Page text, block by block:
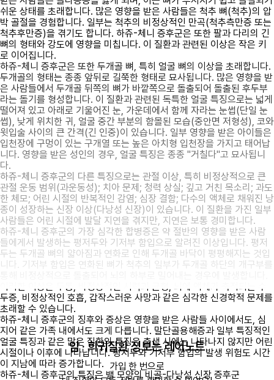
쉬운 상태를 초래합니다. 많은 영향을 받은 사람들은 척추 뼈(척추)의 압
박 골절을 경험합니다. 일부는 척추의 비정상적인 만곡(척추측만증 또는
척추후만증)을 겪기도 합니다. 하쥬-체니 증후군은 또한 팔과 다리의 긴
뼈의 형태와 강도에 영향을 미칩니다. 이 질환과 관련된 이상은 작은 키
로 이어집니다.
하쥬-체니 증후군은 또한 두개골 뼈, 특히 얼굴 뼈의 이상을 초래합니다.
두개골의 형태는 종종 앞뒤로 길쭉한 형태로 묘사됩니다. 많은 영향을 받
은 사람들에서 두개골 뒤쪽의 뼈가 바깥쪽으로 돌출되어 돌출된 후두부
라는 돌기를 형성합니다. 이 질환과 관련된 독특한 얼굴 특징으로는 넓게
떨어져 있고 아래로 기울어진 눈, 가운데에서 함께 자라는 눈썹(단일 눈
썹), 낮게 위치한 귀, 얼굴 중간 부분의 함몰된 모습(중안면 저형성), 코와
윗입술 사이의 큰 간격(긴 인중)이 있습니다. 일부 영향을 받은 아이들은
입천장에 구멍이 있는 구개열 또는 높은 아치형 입천장을 가지고 태어납
니다. 영향을 받은 성인의 경우, 얼굴 특징은 종종 "거칠다"고 묘사됩니
다.
하쥬-체니 증후군의 다른 특징으로는 관절 이상, 특히 비정상적으로 큰
관절 운동 범위(과운동성); 치아 문제; 청력 상실; 깊고 거친 목소리; 과도
한 체모; 어린 시절의 반복적인 감염; 심장 결함; 다수의 액체로 채워진 낭
종이 성장하는 신장 이상(다낭성 신장)이 있습니다. 이 질환을 가진 일부
사람들은 어린 시절에 발달 지연을 겪지만, 지연은 보통 경미합니다.
하쥬-체니 증후군의 가장 심각한 합병증은 약 절반의 영향을 받은 사람
들에게서 발생하는 평저두와 기저부 함입으로 알려진 이상입니다. 평저
두는 두개골 뼈의 얇아짐과 연화로 인해 두개골 바닥이 평평해지는 것입
니다. 기저부 함입은 연화된 뼈가 척추의 일부가 두개골 하단의 개구부를
이러한 이상은 두통, 비정상적인 시력과 균형, 뇌에 액체가 축적되는 수
두증, 비정상적인 호흡, 갑작스러운 사망과 같은 심각한 신경학적 문제를
초래할 수 있습니다.
하쥬-체니 증후군의 징후와 증상은 영향을 받은 사람들 사이에서도, 심
지어 같은 가족 내에서도 크게 다릅니다. 말단골용해증과 일부 특징적인
얼굴 특징과 같은 많은 질환의 특징은 출생 시에는 나타나지 않지만 어린
시절이나 이후에 나타납니다. 평저두와 기저부 함입의 발생 위험도 시간
이 지남에 따라 증가합니다.
하쥬-체니 증후군의 특징은 뱀 모양의 비골-다낭성 신장 증후군
암 · 희귀질환 정보는 레어노트
가입 한 번으로